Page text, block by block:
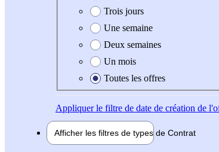
Trois jours
Une semaine
Deux semaines
Un mois
Toutes les offres
Appliquerle filtre de date de création de
Afficher les filtres de types de Contrat